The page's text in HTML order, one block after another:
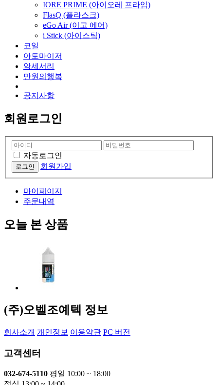
IORE PRIME (아이오레 프라임)
FlasQ (플라스크)
eGo Air (이고 에어)
i Stick (아이스틱)
코일
아토마이저
악세서리
만원의행복
공지사항
회원로그인
자동로그인
회원가입
마이페이지
주문내역
오늘 본 상품
(주)오벨조예텍 정보
회사소개 개인정보 이용약관 PC 버전
고객센터
032-674-5110 평일 10:00 ~ 18:00